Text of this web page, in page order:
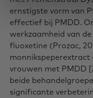
ernstigste vorm van
effectief bij PMDD.
werkzaamheid van
fluoxetine (Prozac,
monnikspeperextract
vrouwen met PMDD
beide
significante